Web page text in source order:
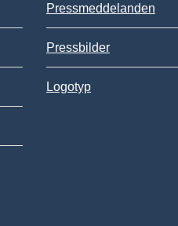
Pressmeddelanden
Pressbilder
Logotyp